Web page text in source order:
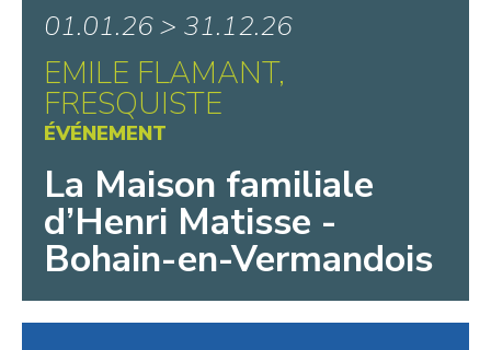
01.01.26 > 31.12.26
EMILE FLAMANT,
FRESQUISTE
ÉVÉNEMENT
La Maison familiale
d’Henri Matisse -
Bohain-en-Vermandois